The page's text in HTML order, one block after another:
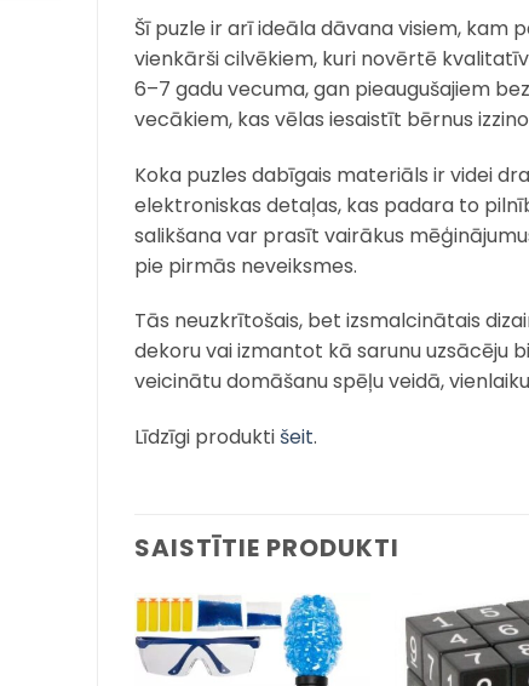
Šī puzle ir arī ideāla dāvana visiem, kam
vienkārši cilvēkiem, kuri novērtē
6–7 gadu vecuma, gan pieaugušajiem
vecākiem, kas vēlas iesaistīt bērnus
Koka puzles dabīgais materiāls ir videi
elektroniskas detaļas, kas padara to
salikšana var prasīt vairākus
pie pirmās neveiksmes.
Tās neuzkrītošais, bet izsmalcinātais
dekoru vai izmantot kā sarunu uzsācēju
veicinātu domāšanu spēļu veidā,
Līdzīgi produkti šeit.
SAISTĪTIE PRODUKTI
Pievienot
sarakstam